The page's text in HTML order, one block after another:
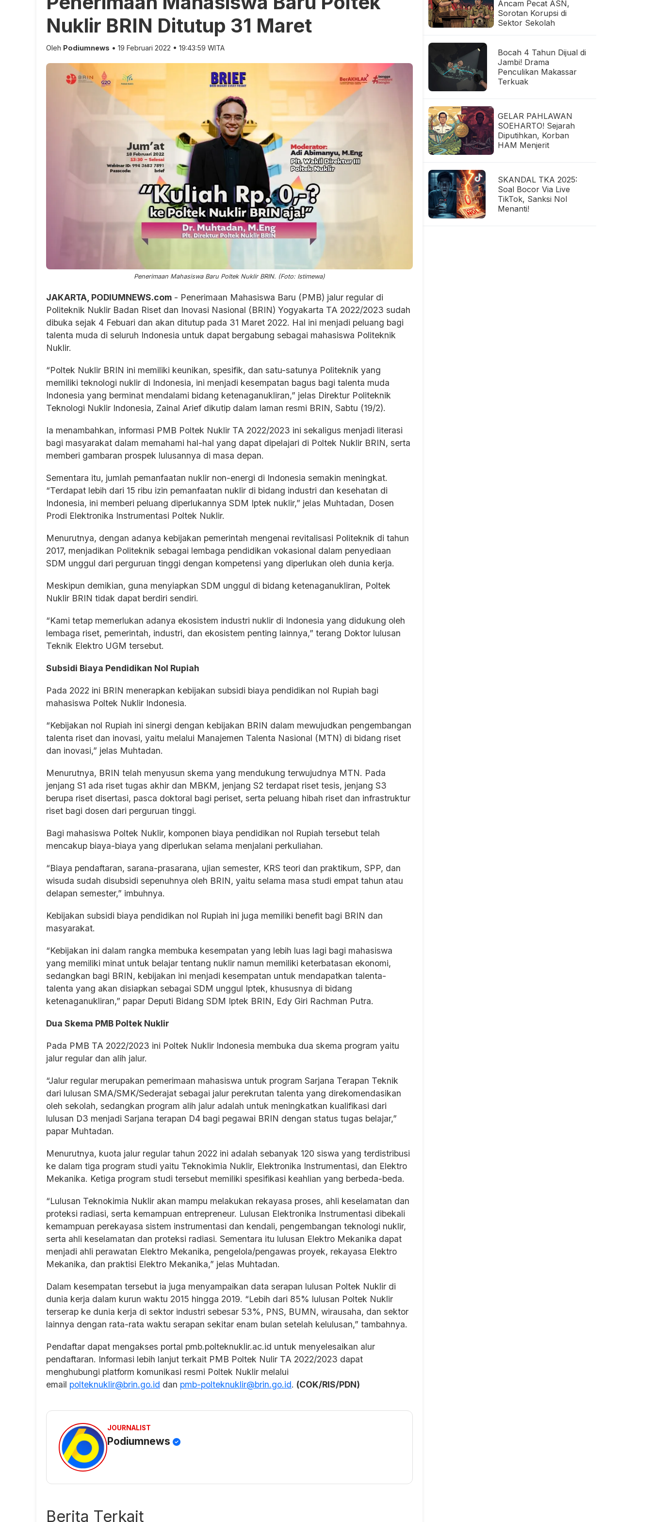
Nuklir BRIN Ditutup 31 Maret
Oleh Podiumnews • 19 Februari 2022 • 19:43:59 WITA
Penerimaan Mahasiswa Baru Poltek Nuklir BRIN. (Foto: Istimewa)
JAKARTA, PODIUMNEWS.com - Penerimaan Mahasiswa Baru (PMB) jalur regular di
Politeknik Nuklir Badan Riset dan Inovasi Nasional (BRIN) Yogyakarta TA 2022/2023 sudah
dibuka sejak 4 Febuari dan akan ditutup pada 31 Maret 2022. Hal ini menjadi peluang bagi
talenta muda di seluruh Indonesia untuk dapat bergabung sebagai mahasiswa Politeknik
Nuklir.
“Poltek Nuklir BRIN ini memiliki keunikan, spesifik, dan satu-satunya Politeknik yang
memiliki teknologi nuklir di Indonesia, ini menjadi kesempatan bagus bagi talenta muda
Indonesia yang berminat mendalami bidang ketenaganukliran,” jelas Direktur Politeknik
Teknologi Nuklir Indonesia, Zainal Arief dikutip dalam laman resmi BRIN, Sabtu (19/2).
Ia menambahkan, informasi PMB Poltek Nuklir TA 2022/2023 ini sekaligus menjadi literasi
bagi masyarakat dalam memahami hal-hal yang dapat dipelajari di Poltek Nuklir BRIN, serta
memberi gambaran prospek lulusannya di masa depan.
Sementara itu, jumlah pemanfaatan nuklir non-energi di Indonesia semakin meningkat.
“Terdapat lebih dari 15 ribu izin pemanfaatan nuklir di bidang industri dan kesehatan di
Indonesia, ini memberi peluang diperlukannya SDM Iptek nuklir,” jelas Muhtadan, Dosen
Prodi Elektronika Instrumentasi Poltek Nuklir.
Menurutnya, dengan adanya kebijakan pemerintah mengenai revitalisasi Politeknik di tahun
2017, menjadikan Politeknik sebagai lembaga pendidikan vokasional dalam penyediaan
SDM unggul dari perguruan tinggi dengan kompetensi yang diperlukan oleh dunia kerja.
Meskipun demikian, guna menyiapkan SDM unggul di bidang ketenaganukliran, Poltek
Nuklir BRIN tidak dapat berdiri sendiri.
“Kami tetap memerlukan adanya ekosistem industri nuklir di Indonesia yang didukung oleh
lembaga riset, pemerintah, industri, dan ekosistem penting lainnya,” terang Doktor lulusan
Teknik Elektro UGM tersebut.
Subsidi Biaya Pendidikan Nol Rupiah
Pada 2022 ini BRIN menerapkan kebijakan subsidi biaya pendidikan nol Rupiah bagi
mahasiswa Poltek Nuklir Indonesia.
“Kebijakan nol Rupiah ini sinergi dengan kebijakan BRIN dalam mewujudkan pengembangan
talenta riset dan inovasi, yaitu melalui Manajemen Talenta Nasional (MTN) di bidang riset
dan inovasi,” jelas Muhtadan.
Menurutnya, BRIN telah menyusun skema yang mendukung terwujudnya MTN. Pada
jenjang S1 ada riset tugas akhir dan MBKM, jenjang S2 terdapat riset tesis, jenjang S3
berupa riset disertasi, pasca doktoral bagi periset, serta peluang hibah riset dan infrastruktur
riset bagi dosen dari perguruan tinggi.
Bagi mahasiswa Poltek Nuklir, komponen biaya pendidikan nol Rupiah tersebut telah
mencakup biaya-biaya yang diperlukan selama menjalani perkuliahan.
“Biaya pendaftaran, sarana-prasarana, ujian semester, KRS teori dan praktikum, SPP, dan
wisuda sudah disubsidi sepenuhnya oleh BRIN, yaitu selama masa studi empat tahun atau
delapan semester,” imbuhnya.
Kebijakan subsidi biaya pendidikan nol Rupiah ini juga memiliki benefit bagi BRIN dan
masyarakat.
“Kebijakan ini dalam rangka membuka kesempatan yang lebih luas lagi bagi mahasiswa
yang memiliki minat untuk belajar tentang nuklir namun memiliki keterbatasan ekonomi,
sedangkan bagi BRIN, kebijakan ini menjadi kesempatan untuk mendapatkan talenta-
talenta yang akan disiapkan sebagai SDM unggul Iptek, khususnya di bidang
ketenaganukliran,” papar Deputi Bidang SDM Iptek BRIN, Edy Giri Rachman Putra.
Dua Skema PMB Poltek Nuklir
Pada PMB TA 2022/2023 ini Poltek Nuklir Indonesia membuka dua skema program yaitu
jalur regular dan alih jalur.
“Jalur regular merupakan pemerimaan mahasiswa untuk program Sarjana Terapan Teknik
dari lulusan SMA/SMK/Sederajat sebagai jalur perekrutan talenta yang direkomendasikan
oleh sekolah, sedangkan program alih jalur adalah untuk meningkatkan kualifikasi dari
lulusan D3 menjadi Sarjana terapan D4 bagi pegawai BRIN dengan status tugas belajar,”
papar Muhtadan.
Menurutnya, kuota jalur regular tahun 2022 ini adalah sebanyak 120 siswa yang terdistribusi
ke dalam tiga program studi yaitu Teknokimia Nuklir, Elektronika Instrumentasi, dan Elektro
Mekanika. Ketiga program studi tersebut memiliki spesifikasi keahlian yang berbeda-beda.
“Lulusan Teknokimia Nuklir akan mampu melakukan rekayasa proses, ahli keselamatan dan
proteksi radiasi, serta kemampuan entrepreneur. Lulusan Elektronika Instrumentasi dibekali
kemampuan perekayasa sistem instrumentasi dan kendali, pengembangan teknologi nuklir,
serta ahli keselamatan dan proteksi radiasi. Sementara itu lulusan Elektro Mekanika dapat
menjadi ahli perawatan Elektro Mekanika, pengelola/pengawas proyek, rekayasa Elektro
Mekanika, dan praktisi Elektro Mekanika,” jelas Muhtadan.
Dalam kesempatan tersebut ia juga menyampaikan data serapan lulusan Poltek Nuklir di
dunia kerja dalam kurun waktu 2015 hingga 2019. “Lebih dari 85% lulusan Poltek Nuklir
terserap ke dunia kerja di sektor industri sebesar 53%, PNS, BUMN, wirausaha, dan sektor
lainnya dengan rata-rata waktu serapan sekitar enam bulan setelah kelulusan,” tambahnya.
Pendaftar dapat mengakses portal pmb.polteknuklir.ac.id untuk menyelesaikan alur
pendaftaran. Informasi lebih lanjut terkait PMB Poltek Nulir TA 2022/2023 dapat
menghubungi platform komunikasi resmi Poltek Nuklir melalui
email polteknuklir@brin.go.id dan pmb-polteknuklir@brin.go.id. (COK/RIS/PDN)
JOURNALIST
Podiumnews
Berita Terkait
Ancam Pecat ASN,
Sorotan Korupsi di
Sektor Sekolah
Bocah 4 Tahun Dijual di
Jambi! Drama
Penculikan Makassar
Terkuak
GELAR PAHLAWAN
SOEHARTO! Sejarah
Diputihkan, Korban
HAM Menjerit
SKANDAL TKA 2025:
Soal Bocor Via Live
TikTok, Sanksi Nol
Menanti!